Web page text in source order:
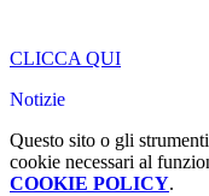
CLICCA QUI
Notizie
Questo sito o gli
cookie necessari al
COOKIE POLICY.